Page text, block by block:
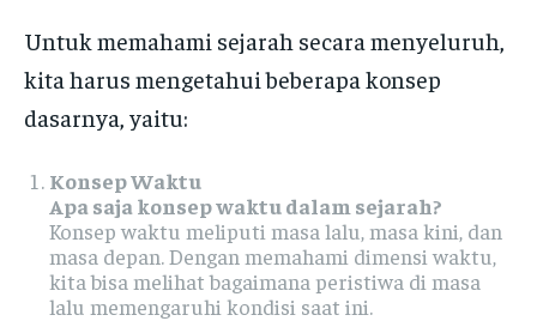
Untuk memahami sejarah secara menyeluruh,
kita harus mengetahui beberapa konsep
dasarnya, yaitu:
Konsep Waktu
Apa saja konsep waktu dalam sejarah?
Konsep waktu meliputi masa lalu, masa kini, dan
masa depan. Dengan memahami dimensi waktu,
kita bisa melihat bagaimana peristiwa di masa
lalu memengaruhi kondisi saat ini.